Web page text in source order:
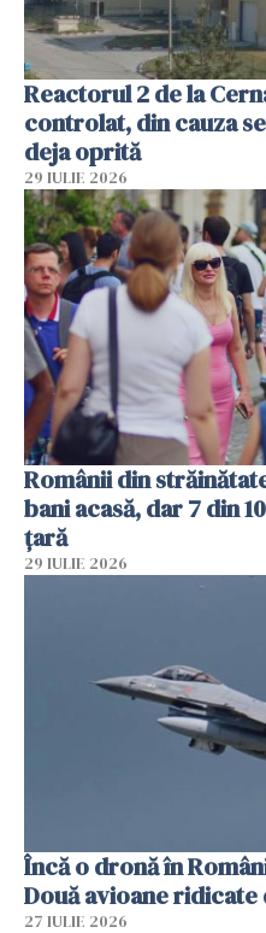
Reactorul 2 de la
controlat, din cauza
deja oprită
29 IULIE 2026
Românii din
bani acasă, dar 7 din
țară
29 IULIE 2026
Încă o dronă în
Două avioane ridicate
27 IULIE 2026